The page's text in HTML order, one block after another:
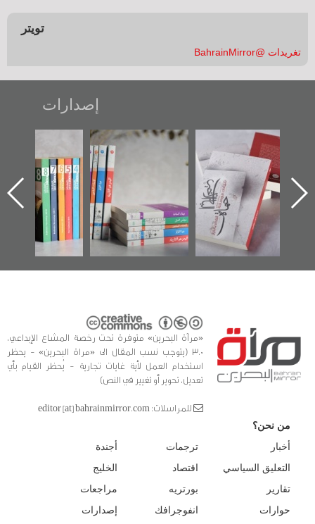
تويتر
تغريدات @BahrainMirror
إصدارات
"حماة الباب الأخير":
الإصدار الأول عن
اعتصام الدراز
وأحداث ساحة
الفداء لمركز أوال
للدراسات والتوثيق
تصنيف موضوعي
للوثائق البريطانية
يقدمه «مركز أوال»
في سلسلة من 5
كتب
تصدر حصاد
الساحات 2019
«مرآة البحرين» متوفرة تحت رخصة المشاع الإبداعي،
3.0 (يتوجب نسب المقال الى «مراة البحرين» - يحظر
استخدام العمل لأية غايات تجارية - يُحظر القيام بأي
تعديل، تحوير أو تغيير في النص)
للمراسلات: editor [at] bahrainmirror.com
من نحن؟
أخبار
التعليق السياسي
تقارير
حوارات
ترجمات
اقتصاد
بورتريه
انفوجرافك
أجندة
الخليج
مراجعات
إصدارات